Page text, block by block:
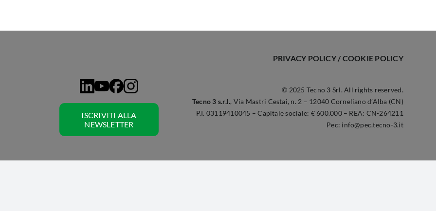
ISCRIVITI ALLA
NEWSLETTER
PRIVACY POLICY/ COOKIE POLICY
© 2025 Tecno 3 Srl. All rights reserved.
Tecno 3 s.r.l., Via Mastri Cestai, n. 2 – 12040 Corneliano d’Alba (CN)
P.I. 03119410045 – Capitale sociale: € 600.000 – REA: CN-264211
Pec: info@pec.tecno-3.it